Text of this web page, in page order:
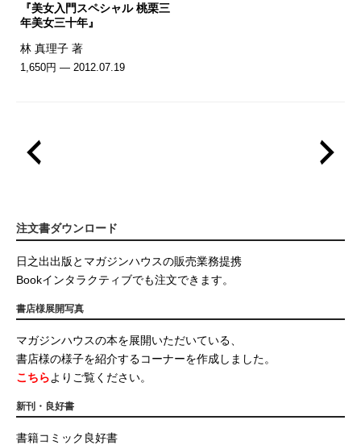
『美女入門スペシャル 桃栗三
年美女三十年』
林 真理子 著
1,650円 — 2012.07.19
注文書ダウンロード
日之出出版とマガジンハウスの販売業務提携
Bookインタラクティブでも注文できます。
書店様展開写真
マガジンハウスの本を展開いただいている、
書店様の様子を紹介するコーナーを作成しました。
こちらよりご覧ください。
新刊・良好書
書籍コミック良好書